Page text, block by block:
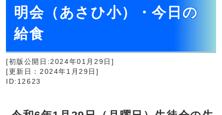
明会（あさひ小）・今日の
給食
[初版公開日:2024年01月29日]
[更新日：2024年1月29日]
ID:12623